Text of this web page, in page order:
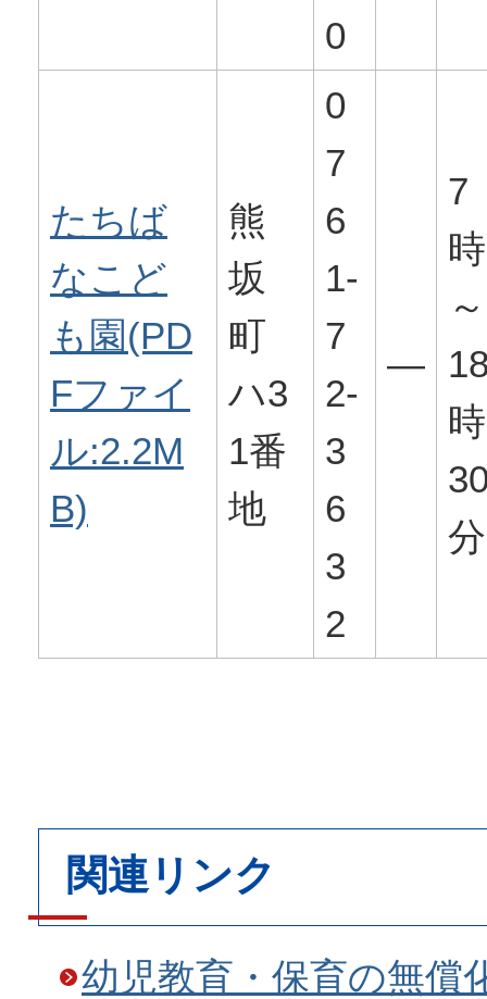
0
たちば
なこど
も園(PD
Fファイ
ル:2.2M
B)
熊
坂
町
ハ3
1番
地
0
7
6
1-
7
2-
3
6
3
2
―
7
時
～
時
分
関連リンク
幼児教育・保育の無償